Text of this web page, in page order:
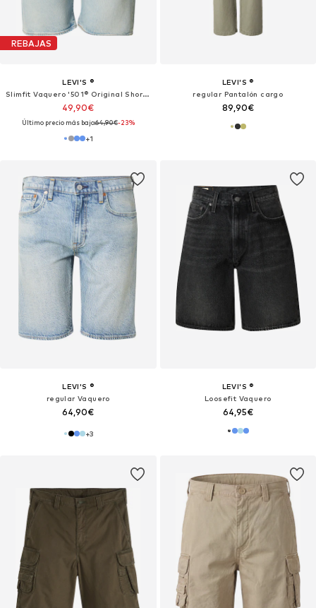
REBAJAS
LEVI'S ®
Slimfit Vaquero '501® Original Shorts'
49,90€
Último precio más bajo:64,90€-23%
+1
LEVI'S ®
regular Pantalón cargo
89,90€
LEVI'S ®
regular Vaquero
64,90€
+3
LEVI'S ®
Loosefit Vaquero
64,95€